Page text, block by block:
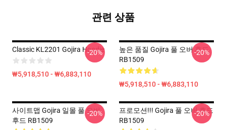
관련 상품
Classic KL2201 Gojira Hoodie
₩5,918,510 - ₩6,883,110
-20%
높은 품질 Gojira 풀 오버 후드
RB1509
₩5,918,510 - ₩6,883,110
-20%
사이트맵 Gojira 일몰 풀 오버
후드 RB1509
-20%
프로모션!!! Gojira 풀 오버 후드
RB1509
-20%